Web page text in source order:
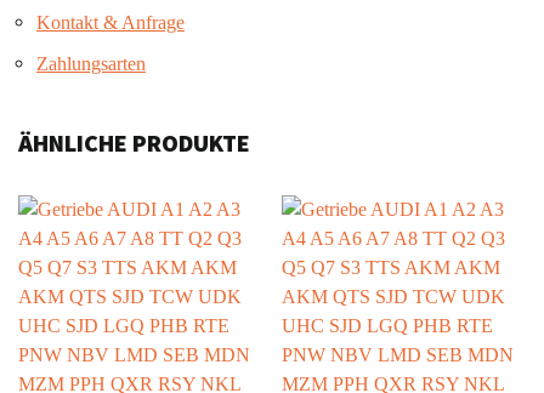
Kontakt & Anfrage
Zahlungsarten
ÄHNLICHE PRODUKTE